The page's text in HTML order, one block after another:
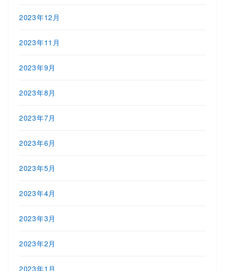
2023年12月
2023年11月
2023年9月
2023年8月
2023年7月
2023年6月
2023年5月
2023年4月
2023年3月
2023年2月
2023年1月